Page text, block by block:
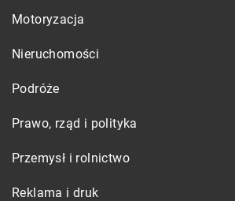
Motoryzacja
Nieruchomości
Podróże
Prawo, rząd i polityka
Przemysł i rolnictwo
Reklama i druk